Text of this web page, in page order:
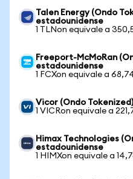
Talen Energy (Ondo
estadounidense
1 TLNon equivale a
Freeport-McMoRan
estadounidense
1 FCXon equivale a
Vicor (Ondo
1 VICRon equivale a
Himax Technologies
estadounidense
1 HIMXon equivale a